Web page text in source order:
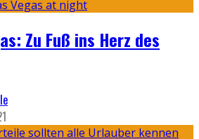
Zu Fuß ins Herz des